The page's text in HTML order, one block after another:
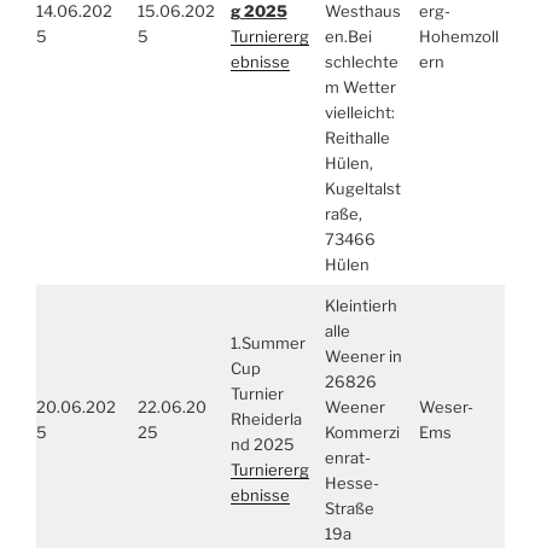
14.06.202
5
15.06.202
5
g 2025
Turniererg
ebnisse
Westhaus
en.Bei
schlechte
m Wetter
vielleicht:
Reithalle
Hülen,
Kugeltalst
raße,
73466
Hülen
erg-
Hohemzoll
ern
20.06.202
5
22.06.20
25
1.Summer
Cup
Turnier
Rheiderla
nd 2025
Turniererg
ebnisse
Kleintierh
alle
Weener in
26826
Weener
Kommerzi
enrat-
Hesse-
Straße
19a
Weser-
Ems